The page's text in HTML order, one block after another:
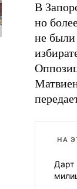
В
но
не
НА
Дарт